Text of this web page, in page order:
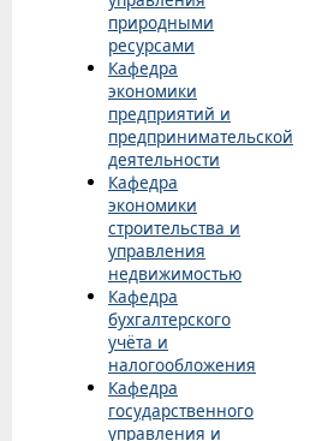
природными
ресурсами
Кафедра
экономики
предприятий и
предпринимательской
деятельности
Кафедра
экономики
строительства и
управления
недвижимостью
Кафедра
бухгалтерского
учёта и
налогообложения
Кафедра
государственного
управления и